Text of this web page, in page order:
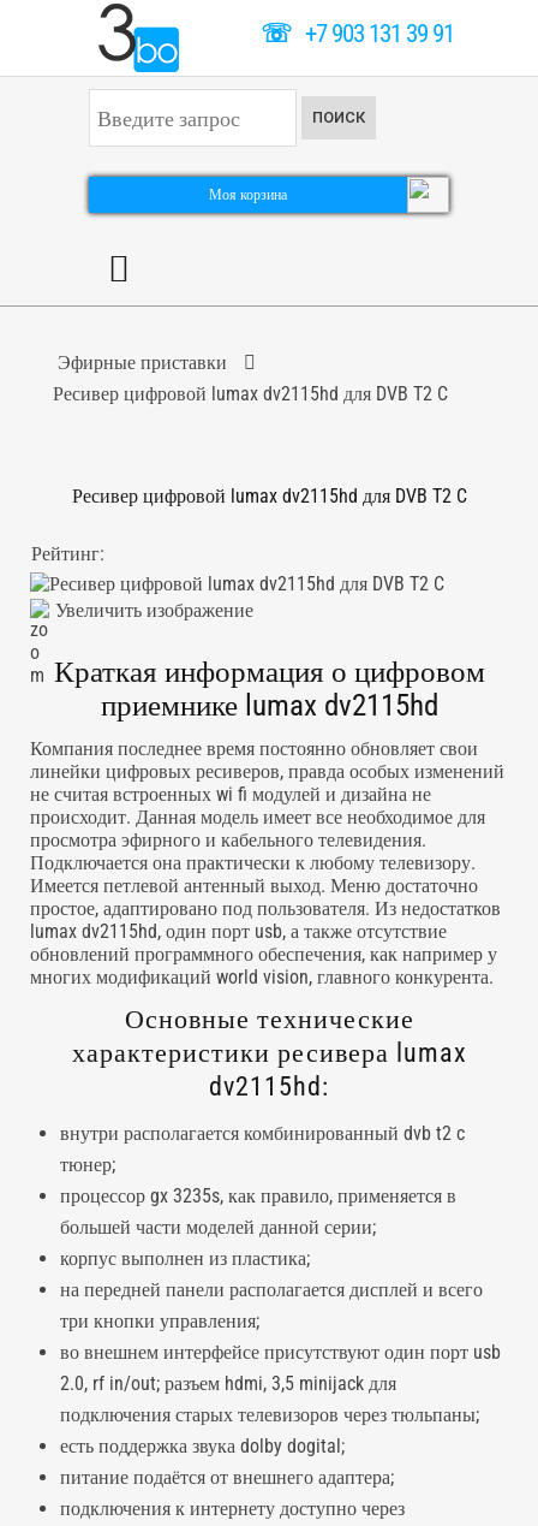
☏+7 903 131 39 91
к
а
ь
ПОИСК
Моя корзина
Эфирные приставки
Ресивер цифровой lumax dv2115hd для DVB T2 C
Ресивер цифровой lumax dv2115hd для DVB T2 C
Рейтинг:
Увеличить изображение
Краткая информация о цифровом
приемнике lumax dv2115hd
Компания последнее время постоянно обновляет свои
линейки цифровых ресиверов, правда особых изменений
не считая встроенных wi fi модулей и дизайна не
происходит. Данная модель имеет все необходимое для
просмотра эфирного и кабельного телевидения.
Подключается она практически к любому телевизору.
Имеется петлевой антенный выход. Меню достаточно
простое, адаптировано под пользователя. Из недостатков
lumax dv2115hd, один порт usb, а также отсутствие
обновлений программного обеспечения, как например у
многих модификаций world vision, главного конкурента.
Основные технические
характеристики ресивера lumax
dv2115hd:
внутри располагается комбинированный dvb t2 c
тюнер;
процессор gx 3235s, как правило, применяется в
большей части моделей данной серии;
корпус выполнен из пластика;
на передней панели располагается дисплей и всего
три кнопки управления;
во внешнем интерфейсе присутствуют один порт usb
2.0, rf in/out; разъем hdmi, 3,5 minijack для
подключения старых телевизоров через тюльпаны;
есть поддержка звука dolby dogital;
питание подаётся от внешнего адаптера;
подключения к интернету доступно через